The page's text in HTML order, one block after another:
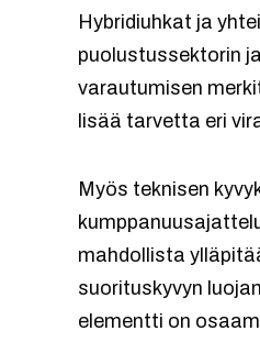
Hybridiuhkat ja
puolustussektorin
varautumisen
lisää tarvetta eri
Myös teknisen
mahdollista
suorituskyvyn
elementti on